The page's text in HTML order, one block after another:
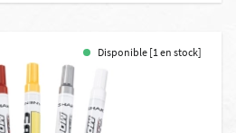
Disponible [1 en stock]